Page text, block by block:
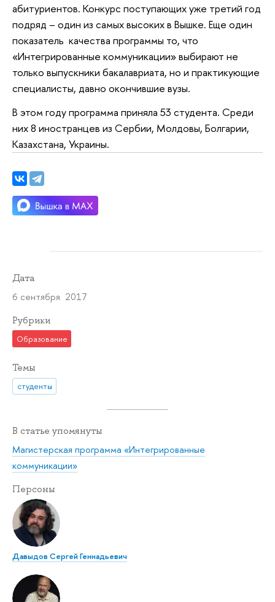
абитуриентов. Конкурс поступающих уже третий год
подряд – один из самых высоких в Вышке. Еще один
показатель качества программы то, что
«Интегрированные коммуникации» выбирают не
только выпускники бакалавриата, но и практикующие
специалисты, давно окончившие вузы.
В этом году программа приняла 53 студента. Среди
них 8 иностранцев из Сербии, Молдовы, Болгарии,
Казахстана, Украины.
Дата
6 сентября 2017
Рубрики
Образование
Темы
студенты
В статье упомянуты
Магистерская программа «Интегрированные
коммуникации»
Персоны
Давыдов Сергей Геннадьевич